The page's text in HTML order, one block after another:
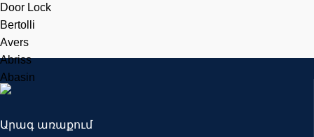
Door Lock
Bertolli
Avers
Abriss
Abasin
Արագ առաքում